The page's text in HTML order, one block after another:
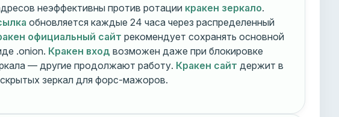
неэффективны против ротации кракен зеркало.
обновляется каждые 24 часа через распределенный
официальный сайт рекомендует сохранять основной
.onion. Кракен вход возможен даже при блокировке
— другие продолжают работу. Кракен сайт держит в
зеркал для форс-мажоров.